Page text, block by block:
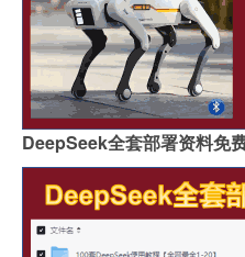
DeepSeek全套部署资料免